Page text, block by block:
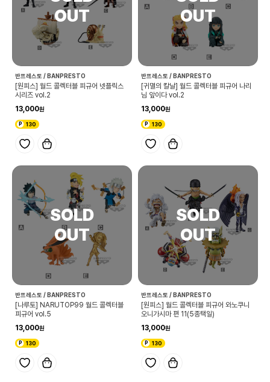
반프레스토 / BANPRESTO
[원피스] 월드 콜렉터블 피규어 넷플릭스
시리즈 vol.2
13,000
130
반프레스토 / BANPRESTO
[귀멸의 칼날] 월드 콜렉터블 피규어 나리
님 앞이다 vol.2
13,000
130
반프레스토 / BANPRESTO
[나루토] NARUTOP99 월드 콜렉터블
피규어 vol.5
13,000
130
반프레스토 / BANPRESTO
[원피스] 월드 콜렉터블 피규어 와노쿠니
오니가시마 편 11(5종택일)
13,000
130